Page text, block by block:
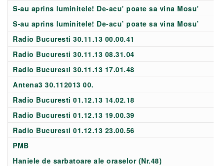
S-au aprins luminitele! De-acu’ poate sa vina Mosu’
S-au aprins luminitele! De-acu’ poate sa vina Mosu’
Radio Bucuresti 30.11.13 00.00.41
Radio Bucuresti 30.11.13 08.31.04
Radio Bucuresti 30.11.13 17.01.48
Antena3 30.112013 00.
Radio Bucuresti 01.12.13 14.02.18
Radio Bucuresti 01.12.13 19.00.39
Radio Bucuresti 01.12.13 23.00.56
PMB
Haniele de sarbatoare ale oraselor (Nr.48)